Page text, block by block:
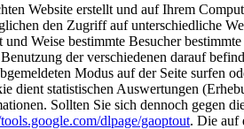
Website erstellt und auf Ihrem
den Zugriff auf unterschiedliche
Weise bestimmte Besucher
der verschiedenen darauf
Modus auf der Seite surfen
dient statistischen Auswertungen
Sollten Sie sich dennoch gegen
dlpage/gaoptout. Die auf